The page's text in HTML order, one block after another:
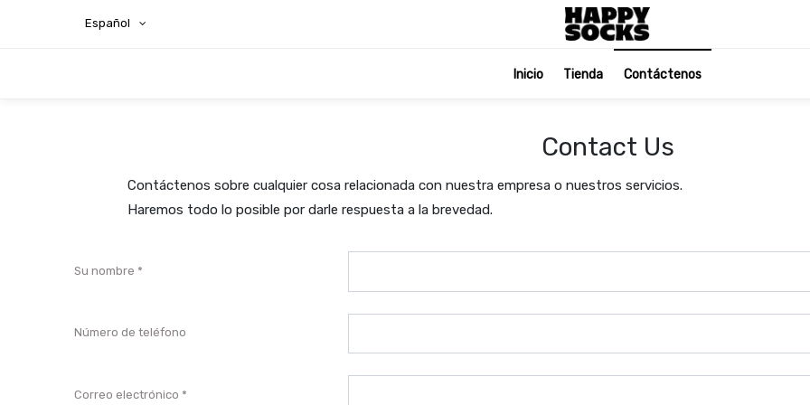
Español
Inicio Tienda Contáctenos
Contact Us
Contáctenos sobre cualquier cosa relacionada con nuestra empresa o nuestros servicios.
Haremos todo lo posible por darle respuesta a la brevedad.
Su nombre
Número de teléfono
Correo electrónico